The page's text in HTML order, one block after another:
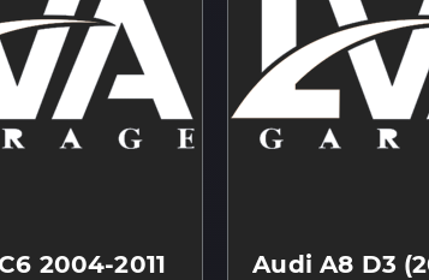
2004-2011 Audi A8 D3